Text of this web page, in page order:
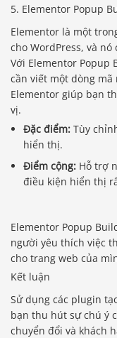
5. Elementor Popup
Elementor là một
cho WordPress, và
Với Elementor Popup
cần viết một dòng mã
Elementor giúp bạn
vị.
Đặc điểm: Tùy
hiển thị.
Điểm cộng: Hỗ trợ
điều kiện hiển thị
Elementor Popup
người yêu thích việc
cho trang web của
Kết luận
Sử dụng các plugin
bạn thu hút sự chú ý
chuyển đổi và khách